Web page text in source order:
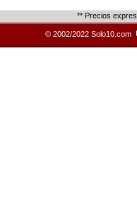
** Precios
© 2002/2022 Solo10.com